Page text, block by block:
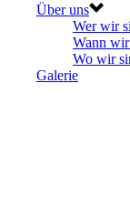
Über uns
Wer wir
Wann
Wo wir
Galerie